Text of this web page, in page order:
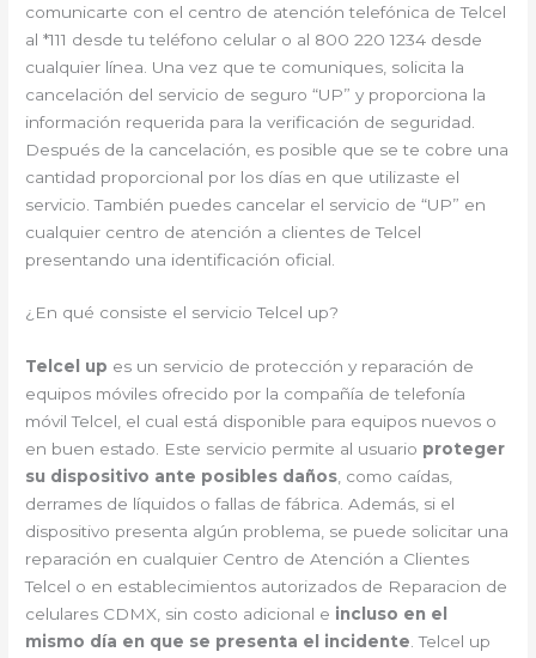
comunicarte con el centro de atención telefónica de Telcel
al *111 desde tu teléfono celular o al 800 220 1234 desde
cualquier línea. Una vez que te comuniques, solicita la
cancelación del servicio de seguro “UP” y proporciona la
información requerida para la verificación de seguridad.
Después de la cancelación, es posible que se te cobre una
cantidad proporcional por los días en que utilizaste el
servicio. También puedes cancelar el servicio de “UP” en
cualquier centro de atención a clientes de Telcel
presentando una identificación oficial.
¿En qué consiste el servicio Telcel up?
Telcel up es un servicio de protección y reparación de
equipos móviles ofrecido por la compañía de telefonía
móvil Telcel, el cual está disponible para equipos nuevos o
en buen estado. Este servicio permite al usuario proteger
su dispositivo ante posibles daños, como caídas,
derrames de líquidos o fallas de fábrica. Además, si el
dispositivo presenta algún problema, se puede solicitar una
reparación en cualquier Centro de Atención a Clientes
Telcel o en establecimientos autorizados de Reparacion de
celulares CDMX, sin costo adicional e incluso en el
mismo día en que se presenta el incidente. Telcel up